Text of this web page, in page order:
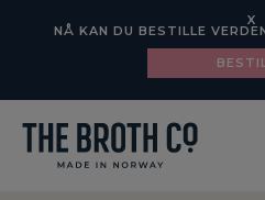
NÅ KAN DU BESTILLE
X